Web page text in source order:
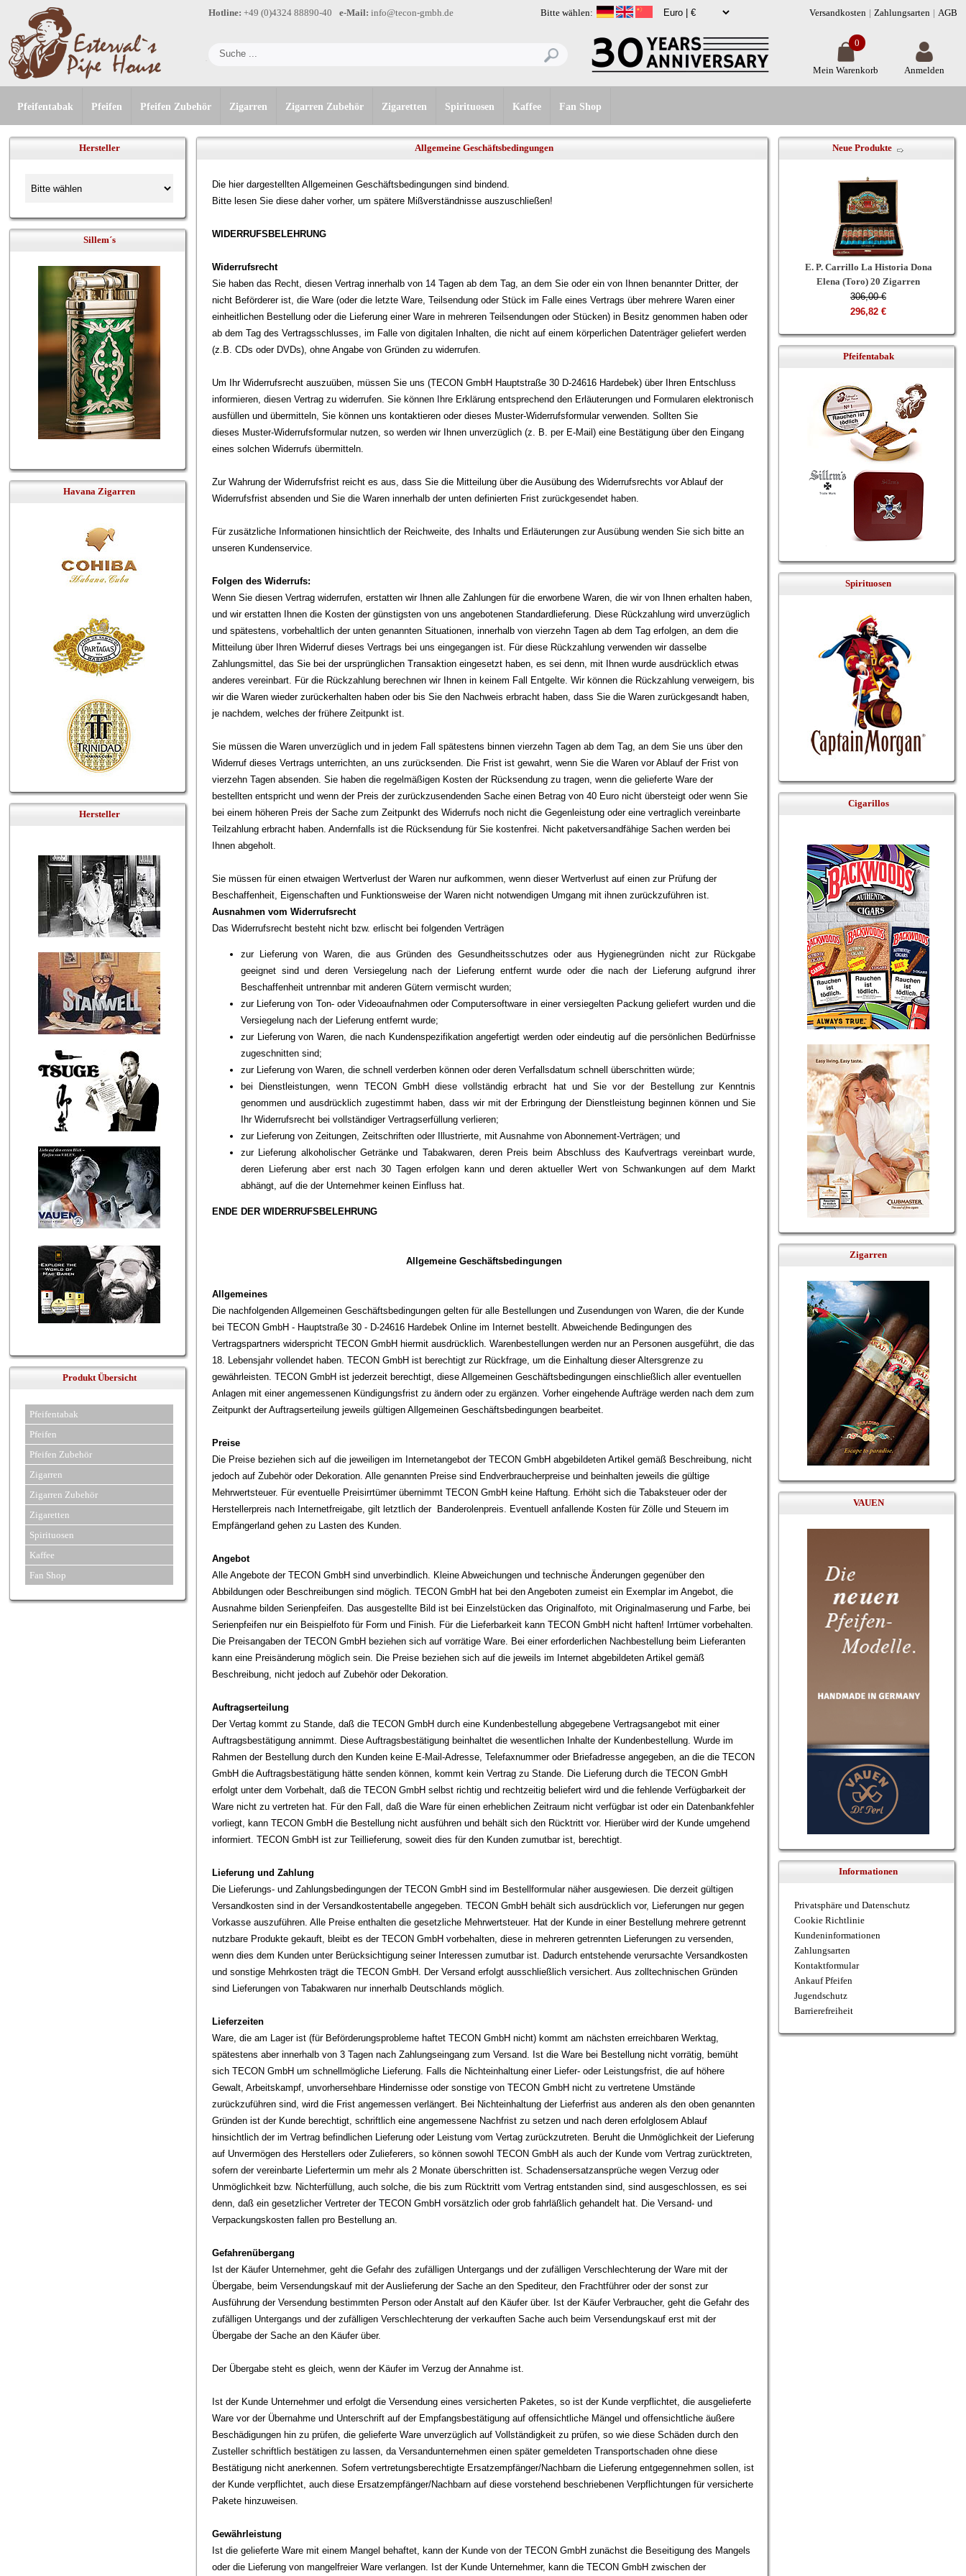
Bitte wählen:
Hotline: +49 (0)4324 88890-40 e-Mail: info@tecon-gmbh.de Versandkosten Zahlungsarten AGB
Anmelden
Mein Warenkorb
0
Pfeifentabak Pfeifen Pfeifen Zubehör Zigarren Zigarren Zubehör Zigaretten Spirituosen Kaffee Fan Shop
Hersteller
Sillem´s
Havana Zigarren
Hersteller
Produkt Übersicht
Pfeifentabak
Pfeifen
Pfeifen Zubehör
Zigarren
Zigarren Zubehör
Zigaretten
Spirituosen
Kaffee
Fan Shop
Allgemeine Geschäftsbedingungen
Die hier dargestellten Allgemeinen Geschäftsbedingungen sind bindend.
Bitte lesen Sie diese daher vorher, um spätere Mißverständnisse auszuschließen!
WIDERRUFSBELEHRUNG
Widerrufsrecht
Sie haben das Recht, diesen Vertrag innerhalb von 14 Tagen ab dem Tag, an dem Sie oder ein von Ihnen benannter Dritter, der
nicht Beförderer ist, die Ware (oder die letzte Ware, Teilsendung oder Stück im Falle eines Vertrags über mehrere Waren einer
einheitlichen Bestellung oder die Lieferung einer Ware in mehreren Teilsendungen oder Stücken) in Besitz genommen haben oder
ab dem Tag des Vertragsschlusses, im Falle von digitalen Inhalten, die nicht auf einem körperlichen Datenträger geliefert werden
(z.B. CDs oder DVDs), ohne Angabe von Gründen zu widerrufen.
Um Ihr Widerrufsrecht auszuüben, müssen Sie uns (TECON GmbH Hauptstraße 30 D-24616 Hardebek) über Ihren Entschluss
informieren, diesen Vertrag zu widerrufen. Sie können Ihre Erklärung entsprechend den Erläuterungen und Formularen elektronisch
ausfüllen und übermitteln, Sie können uns kontaktieren oder dieses Muster-Widerrufsformular verwenden. Sollten Sie
dieses Muster-Widerrufsformular nutzen, so werden wir Ihnen unverzüglich (z. B. per E-Mail) eine Bestätigung über den Eingang
eines solchen Widerrufs übermitteln.
Zur Wahrung der Widerrufsfrist reicht es aus, dass Sie die Mitteilung über die Ausübung des Widerrufsrechts vor Ablauf der
Widerrufsfrist absenden und Sie die Waren innerhalb der unten definierten Frist zurückgesendet haben.
Für zusätzliche Informationen hinsichtlich der Reichweite, des Inhalts und Erläuterungen zur Ausübung wenden Sie sich bitte an
unseren Kundenservice.
Folgen des Widerrufs:
Wenn Sie diesen Vertrag widerrufen, erstatten wir Ihnen alle Zahlungen für die erworbene Waren, die wir von Ihnen erhalten haben,
und wir erstatten Ihnen die Kosten der günstigsten von uns angebotenen Standardlieferung. Diese Rückzahlung wird unverzüglich
und spätestens, vorbehaltlich der unten genannten Situationen, innerhalb von vierzehn Tagen ab dem Tag erfolgen, an dem die
Mitteilung über Ihren Widerruf dieses Vertrags bei uns eingegangen ist. Für diese Rückzahlung verwenden wir dasselbe
Zahlungsmittel, das Sie bei der ursprünglichen Transaktion eingesetzt haben, es sei denn, mit Ihnen wurde ausdrücklich etwas
anderes vereinbart. Für die Rückzahlung berechnen wir Ihnen in keinem Fall Entgelte. Wir können die Rückzahlung verweigern, bis
wir die Waren wieder zurückerhalten haben oder bis Sie den Nachweis erbracht haben, dass Sie die Waren zurückgesandt haben,
je nachdem, welches der frühere Zeitpunkt ist.
Sie müssen die Waren unverzüglich und in jedem Fall spätestens binnen vierzehn Tagen ab dem Tag, an dem Sie uns über den
Widerruf dieses Vertrags unterrichten, an uns zurücksenden. Die Frist ist gewahrt, wenn Sie die Waren vor Ablauf der Frist von
vierzehn Tagen absenden. Sie haben die regelmäßigen Kosten der Rücksendung zu tragen, wenn die gelieferte Ware der
bestellten entspricht und wenn der Preis der zurückzusendenden Sache einen Betrag von 40 Euro nicht übersteigt oder wenn Sie
bei einem höheren Preis der Sache zum Zeitpunkt des Widerrufs noch nicht die Gegenleistung oder eine vertraglich vereinbarte
Teilzahlung erbracht haben. Andernfalls ist die Rücksendung für Sie kostenfrei. Nicht paketversandfähige Sachen werden bei
Ihnen abgeholt.
Sie müssen für einen etwaigen Wertverlust der Waren nur aufkommen, wenn dieser Wertverlust auf einen zur Prüfung der
Beschaffenheit, Eigenschaften und Funktionsweise der Waren nicht notwendigen Umgang mit ihnen zurückzuführen ist.
Ausnahmen vom Widerrufsrecht
Das Widerrufsrecht besteht nicht bzw. erlischt bei folgenden Verträgen
zur Lieferung von Waren, die aus Gründen des Gesundheitsschutzes oder aus Hygienegründen nicht zur Rückgabe
geeignet sind und deren Versiegelung nach der Lieferung entfernt wurde oder die nach der Lieferung aufgrund ihrer
Beschaffenheit untrennbar mit anderen Gütern vermischt wurden;
zur Lieferung von Ton- oder Videoaufnahmen oder Computersoftware in einer versiegelten Packung geliefert wurden und die
Versiegelung nach der Lieferung entfernt wurde;
zur Lieferung von Waren, die nach Kundenspezifikation angefertigt werden oder eindeutig auf die persönlichen Bedürfnisse
zugeschnitten sind;
zur Lieferung von Waren, die schnell verderben können oder deren Verfallsdatum schnell überschritten würde;
bei Dienstleistungen, wenn TECON GmbH diese vollständig erbracht hat und Sie vor der Bestellung zur Kenntnis
genommen und ausdrücklich zugestimmt haben, dass wir mit der Erbringung der Dienstleistung beginnen können und Sie
Ihr Widerrufsrecht bei vollständiger Vertragserfüllung verlieren;
zur Lieferung von Zeitungen, Zeitschriften oder Illustrierte, mit Ausnahme von Abonnement-Verträgen; und
zur Lieferung alkoholischer Getränke und Tabakwaren, deren Preis beim Abschluss des Kaufvertrags vereinbart wurde,
deren Lieferung aber erst nach 30 Tagen erfolgen kann und deren aktueller Wert von Schwankungen auf dem Markt
abhängt, auf die der Unternehmer keinen Einfluss hat.
ENDE DER WIDERRUFSBELEHRUNG
Allgemeine Geschäftsbedingungen
Allgemeines
Die nachfolgenden Allgemeinen Geschäftsbedingungen gelten für alle Bestellungen und Zusendungen von Waren, die der Kunde
bei TECON GmbH - Hauptstraße 30 - D-24616 Hardebek Online im Internet bestellt. Abweichende Bedingungen des
Vertragspartners widerspricht TECON GmbH hiermit ausdrücklich. Warenbestellungen werden nur an Personen ausgeführt, die das
18. Lebensjahr vollendet haben. TECON GmbH ist berechtigt zur Rückfrage, um die Einhaltung dieser Altersgrenze zu
gewährleisten. TECON GmbH ist jederzeit berechtigt, diese Allgemeinen Geschäftsbedingungen einschließlich aller eventuellen
Anlagen mit einer angemessenen Kündigungsfrist zu ändern oder zu ergänzen. Vorher eingehende Aufträge werden nach dem zum
Zeitpunkt der Auftragserteilung jeweils gültigen Allgemeinen Geschäftsbedingungen bearbeitet.
Preise
Die Preise beziehen sich auf die jeweiligen im Internetangebot der TECON GmbH abgebildeten Artikel gemäß Beschreibung, nicht
jedoch auf Zubehör oder Dekoration. Alle genannten Preise sind Endverbraucherpreise und beinhalten jeweils die gültige
Mehrwertsteuer. Für eventuelle Preisirrtümer übernimmt TECON GmbH keine Haftung. Erhöht sich die Tabaksteuer oder der
Herstellerpreis nach Internetfreigabe, gilt letztlich der Banderolenpreis. Eventuell anfallende Kosten für Zölle und Steuern im
Empfängerland gehen zu Lasten des Kunden.
Angebot
Alle Angebote der TECON GmbH sind unverbindlich. Kleine Abweichungen und technische Änderungen gegenüber den
Abbildungen oder Beschreibungen sind möglich. TECON GmbH hat bei den Angeboten zumeist ein Exemplar im Angebot, die
Ausnahme bilden Serienpfeifen. Das ausgestellte Bild ist bei Einzelstücken das Originalfoto, mit Originalmaserung und Farbe, bei
Serienpfeifen nur ein Beispielfoto für Form und Finish. Für die Lieferbarkeit kann TECON GmbH nicht haften! Irrtümer vorbehalten.
Die Preisangaben der TECON GmbH beziehen sich auf vorrätige Ware. Bei einer erforderlichen Nachbestellung beim Lieferanten
kann eine Preisänderung möglich sein. Die Preise beziehen sich auf die jeweils im Internet abgebildeten Artikel gemäß
Beschreibung, nicht jedoch auf Zubehör oder Dekoration.
Auftragserteilung
Der Vertag kommt zu Stande, daß die TECON GmbH durch eine Kundenbestellung abgegebene Vertragsangebot mit einer
Auftragsbestätigung annimmt. Diese Auftragsbestätigung beinhaltet die wesentlichen Inhalte der Kundenbestellung. Wurde im
Rahmen der Bestellung durch den Kunden keine E-Mail-Adresse, Telefaxnummer oder Briefadresse angegeben, an die die TECON
GmbH die Auftragsbestätigung hätte senden können, kommt kein Vertrag zu Stande. Die Lieferung durch die TECON GmbH
erfolgt unter dem Vorbehalt, daß die TECON GmbH selbst richtig und rechtzeitig beliefert wird und die fehlende Verfügbarkeit der
Ware nicht zu vertreten hat. Für den Fall, daß die Ware für einen erheblichen Zeitraum nicht verfügbar ist oder ein Datenbankfehler
vorliegt, kann TECON GmbH die Bestellung nicht ausführen und behält sich den Rücktritt vor. Hierüber wird der Kunde umgehend
informiert. TECON GmbH ist zur Teillieferung, soweit dies für den Kunden zumutbar ist, berechtigt.
Lieferung und Zahlung
Die Lieferungs- und Zahlungsbedingungen der TECON GmbH sind im Bestellformular näher ausgewiesen. Die derzeit gültigen
Versandkosten sind in der Versandkostentabelle angegeben. TECON GmbH behält sich ausdrücklich vor, Lieferungen nur gegen
Vorkasse auszuführen. Alle Preise enthalten die gesetzliche Mehrwertsteuer. Hat der Kunde in einer Bestellung mehrere getrennt
nutzbare Produkte gekauft, bleibt es der TECON GmbH vorbehalten, diese in mehreren getrennten Lieferungen zu versenden,
wenn dies dem Kunden unter Berücksichtigung seiner Interessen zumutbar ist. Dadurch entstehende verursachte Versandkosten
und sonstige Mehrkosten trägt die TECON GmbH. Der Versand erfolgt ausschließlich versichert. Aus zolltechnischen Gründen
sind Lieferungen von Tabakwaren nur innerhalb Deutschlands möglich.
Lieferzeiten
Ware, die am Lager ist (für Beförderungsprobleme haftet TECON GmbH nicht) kommt am nächsten erreichbaren Werktag,
spätestens aber innerhalb von 3 Tagen nach Zahlungseingang zum Versand. Ist die Ware bei Bestellung nicht vorrätig, bemüht
sich TECON GmbH um schnellmögliche Lieferung. Falls die Nichteinhaltung einer Liefer- oder Leistungsfrist, die auf höhere
Gewalt, Arbeitskampf, unvorhersehbare Hindernisse oder sonstige von TECON GmbH nicht zu vertretene Umstände
zurückzuführen sind, wird die Frist angemessen verlängert. Bei Nichteinhaltung der Lieferfrist aus anderen als den oben genannten
Gründen ist der Kunde berechtigt, schriftlich eine angemessene Nachfrist zu setzen und nach deren erfolglosem Ablauf
hinsichtlich der im Vertrag befindlichen Lieferung oder Leistung vom Vertag zurückzutreten. Beruht die Unmöglichkeit der Lieferung
auf Unvermögen des Herstellers oder Zulieferers, so können sowohl TECON GmbH als auch der Kunde vom Vertrag zurücktreten,
sofern der vereinbarte Liefertermin um mehr als 2 Monate überschritten ist. Schadensersatzansprüche wegen Verzug oder
Unmöglichkeit bzw. Nichterfüllung, auch solche, die bis zum Rücktritt vom Vertrag entstanden sind, sind ausgeschlossen, es sei
denn, daß ein gesetzlicher Vertreter der TECON GmbH vorsätzlich oder grob fahrläßlich gehandelt hat. Die Versand- und
Verpackungskosten fallen pro Bestellung an.
Gefahrenübergang
Ist der Käufer Unternehmer, geht die Gefahr des zufälligen Untergangs und der zufälligen Verschlechterung der Ware mit der
Übergabe, beim Versendungskauf mit der Auslieferung der Sache an den Spediteur, den Frachtführer oder der sonst zur
Ausführung der Versendung bestimmten Person oder Anstalt auf den Käufer über. Ist der Käufer Verbraucher, geht die Gefahr des
zufälligen Untergangs und der zufälligen Verschlechterung der verkauften Sache auch beim Versendungskauf erst mit der
Übergabe der Sache an den Käufer über.
Der Übergabe steht es gleich, wenn der Käufer im Verzug der Annahme ist.
Ist der Kunde Unternehmer und erfolgt die Versendung eines versicherten Paketes, so ist der Kunde verpflichtet, die ausgelieferte
Ware vor der Übernahme und Unterschrift auf der Empfangsbestätigung auf offensichtliche Mängel und offensichtliche äußere
Beschädigungen hin zu prüfen, die gelieferte Ware unverzüglich auf Vollständigkeit zu prüfen, so wie diese Schäden durch den
Zusteller schriftlich bestätigen zu lassen, da Versandunternehmen einen später gemeldeten Transportschaden ohne diese
Bestätigung nicht anerkennen. Sofern vertretungsberechtigte Ersatzempfänger/Nachbarn die Lieferung entgegennehmen sollen, ist
der Kunde verpflichtet, auch diese Ersatzempfänger/Nachbarn auf diese vorstehend beschriebenen Verpflichtungen für versicherte
Pakete hinzuweisen.
Gewährleistung
Ist die gelieferte Ware mit einem Mangel behaftet, kann der Kunde von der TECON GmbH zunächst die Beseitigung des Mangels
oder die Lieferung von mangelfreier Ware verlangen. Ist der Kunde Unternehmer, kann die TECON GmbH zwischen der
Neue Produkte
E. P. Carrillo La Historia Dona
Elena (Toro) 20 Zigarren
306,00 €
296,82 €
Pfeifentabak
Spirituosen
Cigarillos
Zigarren
VAUEN
Informationen
Privatsphäre und Datenschutz
Cookie Richtlinie
Kundeninformationen
Zahlungsarten
Kontaktformular
Ankauf Pfeifen
Jugendschutz
Barrierefreiheit